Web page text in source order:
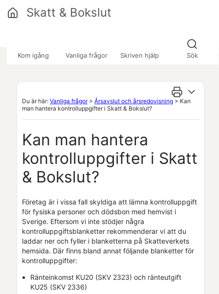
Kom igång Vanliga frågor Skriven hjälp Sök
Skatt & Bokslut
Du är här: Vanliga frågor> Årsavslut och årsredovisning > Kan
man hantera kontrolluppgifter i Skatt & Bokslut?
Kan man hantera
kontrolluppgifter i Skatt
& Bokslut?
Företag är i vissa fall skyldiga att lämna kontrolluppgift
för fysiska personer och dödsbon med hemvist i
Sverige. Eftersom vi inte stödjer några
kontrolluppgiftsblanketter rekommenderar vi att du
laddar ner och fyller i blanketterna på Skatteverkets
hemsida. Där finns bland annat följande blanketter för
kontrolluppgifter:
Ränteinkomst KU20 (SKV 2323) och ränteutgift
KU25 (SKV 2336)